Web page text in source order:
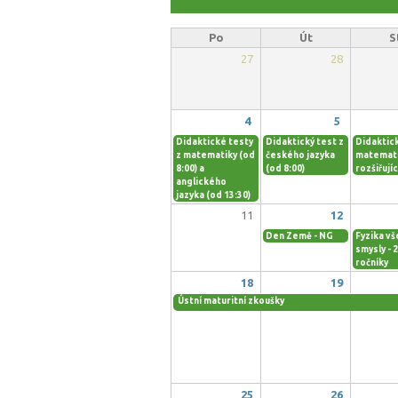
Po Út
27
28
4 5
Didaktické testy
z matematiky (od
8:00) a
anglického
jazyka (od 13:30)
Didaktický test z
českého jazyka
(od 8:00)
11 12
Den Země - NG
Fyzika
smysly -
ročníky
18 19
Ústní maturitní zkoušky
25 26